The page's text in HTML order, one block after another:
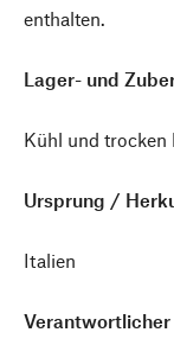
enthalten.
Lager- und
Kühl und trocken
Ursprung /
Italien